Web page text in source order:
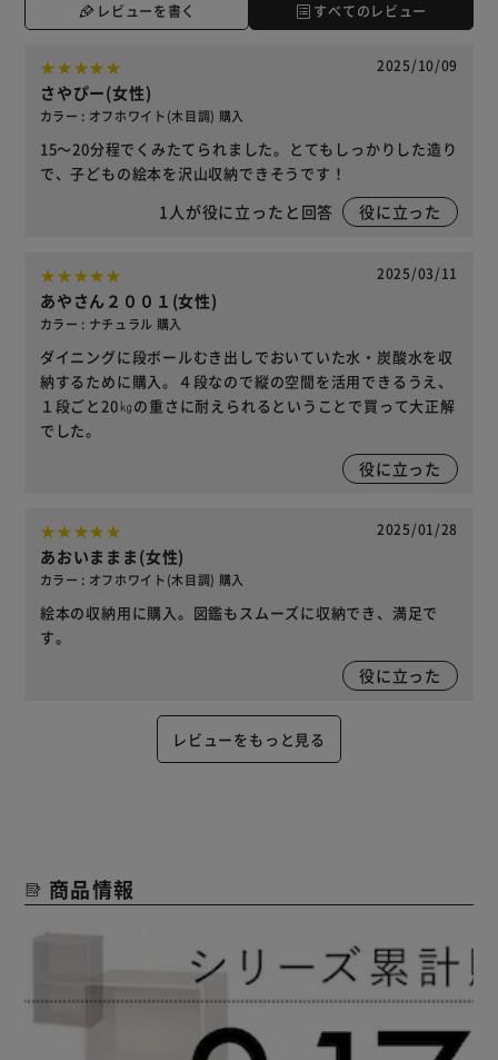
レビューを書く すべてのレビュー
2025/10/09
さやぴー(女性)
カラー : オフホワイト(木目調) 購入
15～20分程でくみたてられました。とてもしっかりした造り
で、子どもの絵本を沢山収納できそうです！
1 人が役に立ったと回答 役に立った
2025/03/11
あやさん２００１(女性)
カラー : ナチュラル 購入
ダイニングに段ボールむき出しでおいていた水・炭酸水を収
納するために購入。４段なので縦の空間を活用できるうえ、
１段ごと20㎏の重さに耐えられるということで買って大正解
でした。
役に立った
2025/01/28
あおいままま(女性)
カラー : オフホワイト(木目調) 購入
絵本の収納用に購入。図鑑もスムーズに収納でき、満足で
す。
役に立った
レビューをもっと見る
商品情報